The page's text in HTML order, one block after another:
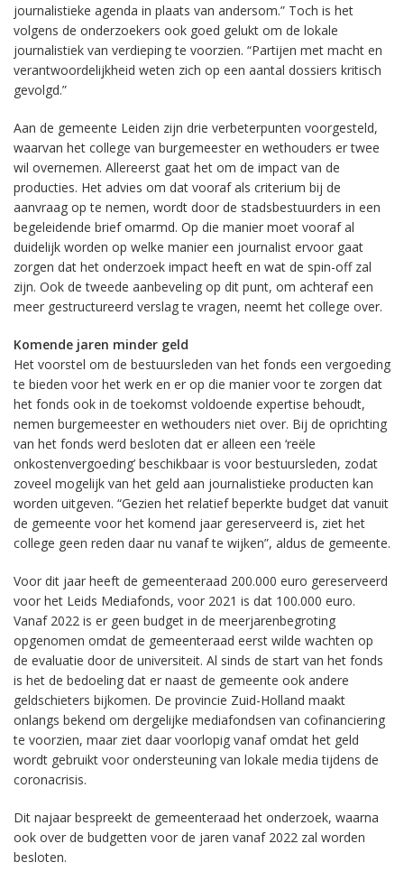
journalistieke agenda in plaats van andersom.” Toch is het
volgens de onderzoekers ook goed gelukt om de lokale
journalistiek van verdieping te voorzien. “Partijen met macht en
verantwoordelijkheid weten zich op een aantal dossiers kritisch
gevolgd.”
Aan de gemeente Leiden zijn drie verbeterpunten voorgesteld,
waarvan het college van burgemeester en wethouders er twee
wil overnemen. Allereerst gaat het om de impact van de
producties. Het advies om dat vooraf als criterium bij de
aanvraag op te nemen, wordt door de stadsbestuurders in een
begeleidende brief omarmd. Op die manier moet vooraf al
duidelijk worden op welke manier een journalist ervoor gaat
zorgen dat het onderzoek impact heeft en wat de spin-off zal
zijn. Ook de tweede aanbeveling op dit punt, om achteraf een
meer gestructureerd verslag te vragen, neemt het college over.
Komende jaren minder geld
Het voorstel om de bestuursleden van het fonds een vergoeding
te bieden voor het werk en er op die manier voor te zorgen dat
het fonds ook in de toekomst voldoende expertise behoudt,
nemen burgemeester en wethouders niet over. Bij de oprichting
van het fonds werd besloten dat er alleen een ‘reële
onkostenvergoeding’ beschikbaar is voor bestuursleden, zodat
zoveel mogelijk van het geld aan journalistieke producten kan
worden uitgeven. “Gezien het relatief beperkte budget dat vanuit
de gemeente voor het komend jaar gereserveerd is, ziet het
college geen reden daar nu vanaf te wijken”, aldus de gemeente.
Voor dit jaar heeft de gemeenteraad 200.000 euro gereserveerd
voor het Leids Mediafonds, voor 2021 is dat 100.000 euro.
Vanaf 2022 is er geen budget in de meerjarenbegroting
opgenomen omdat de gemeenteraad eerst wilde wachten op
de evaluatie door de universiteit. Al sinds de start van het fonds
is het de bedoeling dat er naast de gemeente ook andere
geldschieters bijkomen. De provincie Zuid-Holland maakt
onlangs bekend om dergelijke mediafondsen van cofinanciering
te voorzien, maar ziet daar voorlopig vanaf omdat het geld
wordt gebruikt voor ondersteuning van lokale media tijdens de
coronacrisis.
Dit najaar bespreekt de gemeenteraad het onderzoek, waarna
ook over de budgetten voor de jaren vanaf 2022 zal worden
besloten.